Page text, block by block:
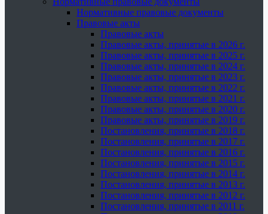
Нормативные правовые документы
Правовые акты
Правовые акты
Правовые акты, принятые в 2026 г.
Правовые акты, принятые в 2025 г.
Правовые акты, принятые в 2024 г.
Правовые акты, принятые в 2023 г.
Правовые акты, принятые в 2022 г.
Правовые акты, принятые в 2021 г.
Правовые акты, принятые в 2020 г.
Правовые акты, принятые в 2019 г.
Постановления, принятые в 2018 г.
Постановления, принятые в 2017 г.
Постановления, принятые в 2016 г.
Постановления, принятые в 2015 г.
Постановления, принятые в 2014 г.
Постановления, принятые в 2013 г.
Постановления, принятые в 2012 г.
Постановления, принятые в 2011 г.